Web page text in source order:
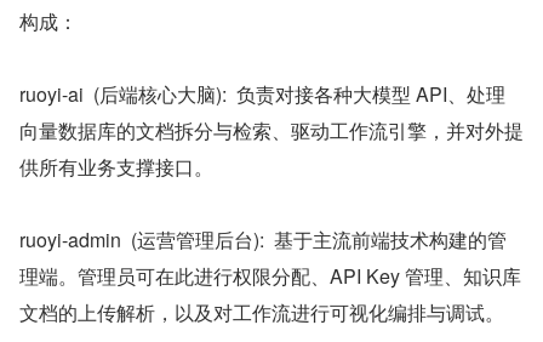
构成：
ruoyi-ai  (后端核心大脑):  负责对接各种大模型 API、处理
向量数据库的文档拆分与检索、驱动工作流引擎，并对外提
供所有业务支撑接口。
ruoyi-admin  (运营管理后台):  基于主流前端技术构建的管
理端。管理员可在此进行权限分配、API Key 管理、知识库
文档的上传解析，以及对工作流进行可视化编排与调试。